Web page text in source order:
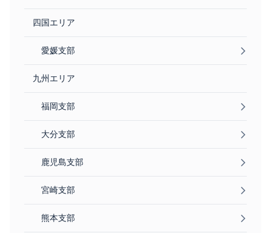
四国エリア
愛媛支部
九州エリア
福岡支部
大分支部
鹿児島支部
宮崎支部
熊本支部